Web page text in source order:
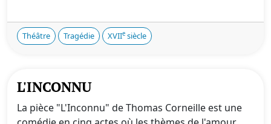
Théâtre Tragédie XVIIe siècle
L'INCONNU
La pièce "L'Inconnu" de Thomas Corneille est une